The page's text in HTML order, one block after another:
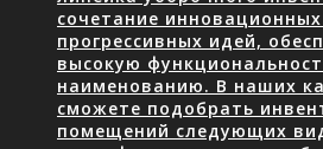
сочетание
прогрессивных идей,
высокую
наименованию. В наших
сможете подобрать
помещений следующих